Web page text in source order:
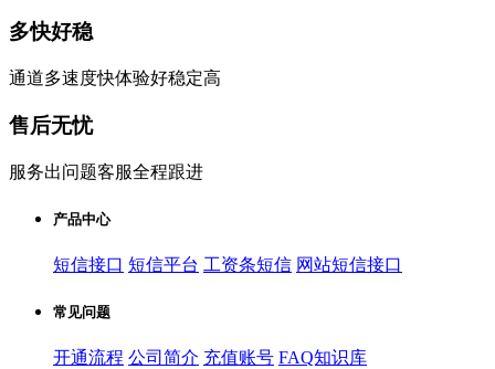
多快好稳
通道多速度快体验好稳定高
售后无忧
服务出问题客服全程跟进
产品中心
短信接口 短信平台 工资条短信 网站短信接口
常见问题
开通流程 公司简介 充值账号 FAQ知识库